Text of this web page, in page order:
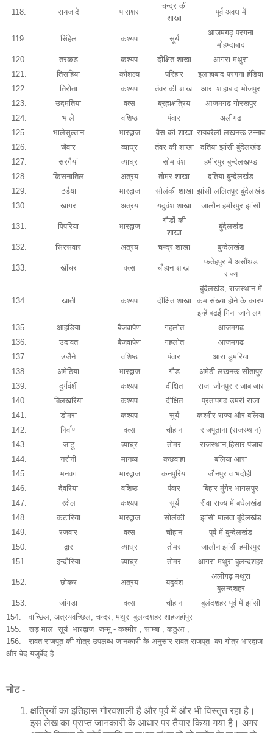
118. रायजादे पाराशर
चन्द्र की
शाखा
पूर्व अवध में
119. सिंहेल कश्यप सूर्य
आजमगढ़ परगना
मोहम्दाबाद
120.
तरकड कश्यप दीक्षित शाखा
आगरा मथुरा
121.
तिसहिया कौशल्य परिहार
इलाहाबाद परगना हंडिया
122.
तिरोता कश्यप तंवर की शाखा
आरा शाहाबाद भोजपुर
123.
उदमतिया वत्स ब्रह्मक्षत्रिय
आजमगढ गोरखपुर
124.
भाले वशिष्ठ पंवार
अलीगढ
125.
भालेसुल्तान भारद्वाज वैस की शाखा रायबरेली लखनऊ उन्नाव
126.
जैवार व्याघ्र तंवर की शाखा
दतिया झांसी बुंदेलखंड
127.
सरगैयां व्याघ्र सोम वंश
हमीरपुर बुन्देलखण्ड
128.
किसनातिल अत्रय तोमर शाखा
दतिया बुन्देलखंड
129.
टडैया भारद्वाज सोलंकी शाखा झांसी ललितपुर बुंदेलखंड
130.
खागर अत्रय यदुवंश शाखा जालौन हमीरपुर झांसी
131. पिपरिया भारद्वाज
गौडों की
शाखा
बुंदेलखंड
132. सिरसवार अत्रय चन्द्र शाखा बुन्देलखंड
133. खींचर वत्स चौहान शाखा
फतेहपुर में असौंथड
राज्य
134. खाती कश्यप दीक्षित शाखा
बुंदेलखंड, राजस्थान में
कम संख्या होने के कारण
इन्हें बढई गिना जाने लगा
135.
आहडिया बैजवापेण गहलोत
आजमगढ
136.
उदावत बैजवापेण गहलोत
आजमगढ
137.
उजैने वशिष्ठ पंवार
आरा डुमरिया
138.
अमेठिया भारद्वाज गौड
अमेठी लखनऊ सीतापुर
139.
दुर्गवंशी कश्यप दीक्षित
राजा जौनपुर राजाबाजार
140.
बिलखरिया कश्यप दीक्षित
प्रतापगढ उमरी राजा
141.
डोमरा कश्यप सूर्य
कश्मीर राज्य और बलिया
142.
निर्वाण वत्स चौहान
राजपूताना (राजस्थान)
143.
जाटू व्याघ्र तोमर
राजस्थान,हिसार पंजाब
144.
नरौनी मानव्य कछवाहा
बलिया आरा
145.
भनवग भारद्वाज कनपुरिया
जौनपुर व भदोही
146.
देवरिया वशिष्ठ पंवार
बिहार मुंगेर भागलपुर
147.
रक्षेल कश्यप सूर्य
रीवा राज्य में बघेलखंड
148.
कटारिया भारद्वाज सोलंकी
झांसी मालवा बुंदेलखंड
149.
रजवार वत्स चौहान
पूर्व में बुन्देलखंड
150.
द्वार व्याघ्र तोमर
जालौन झांसी हमीरपुर
151.
इन्दौरिया व्याघ्र तोमर आगरा मथुरा बुलन्दशहर
152. छोकर अत्रय यदुवंश
अलीगढ़ मथुरा
बुलन्दशहर
153.
जांगडा वत्स चौहान
बुलंदशहर पूर्व में झांसी
154. वाच्छिल, अत्रयवच्छिल, चन्द्र, मथुरा बुलन्दशहर शाहजहांपुर
155. सड़ माल सूर्य भारद्वाज जम्मू - कश्मीर , साम्बा , कठुआ ,
156. रावत राजपूत की गोत्र उपलब्ध जानकारी के अनुसार रावत राजपूत का गोत्र भारद्वाज
और वेद यजुर्वेद है.
नोट -
क्षत्रियों का इतिहास गौरवशाली है और पूर्व में और भी विस्तृत रहा है।
इस लेख का प्राप्त जानकारी के आधार पर तैयार किया गया है। अगर